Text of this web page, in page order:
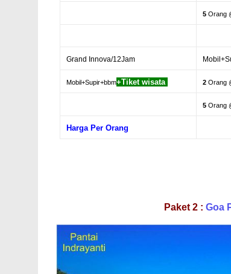
5 Orang
Grand Innova/12Jam
Mobil+Supir+bbm+Tiket wisata 2 Orang
5 Orang
Harga Per Orang
Paket 2 : Goa